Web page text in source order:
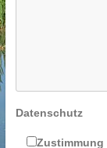
Datenschutz
Zustimmung